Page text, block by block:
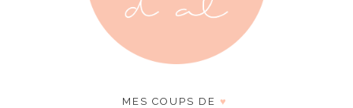
MES COUPS DE ♥